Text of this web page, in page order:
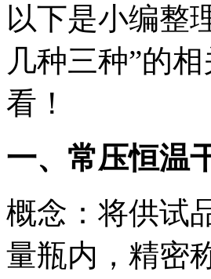
以下是小编整
几种三种”的
看！
一、常压恒温
概念：将供试
量瓶内，精密